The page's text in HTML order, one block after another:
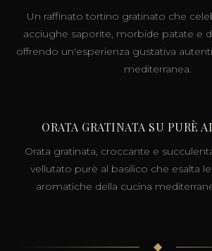
Un raffinato tortino gratinato che
acciughe saporite, morbide patate e
offrendo un'esperienza gustativa
mediterranea.
ORATA GRATINATA SU PURÈ
Orata gratinata, croccante e
vellutato purè al basilico che esalta
aromatiche della cucina
◆